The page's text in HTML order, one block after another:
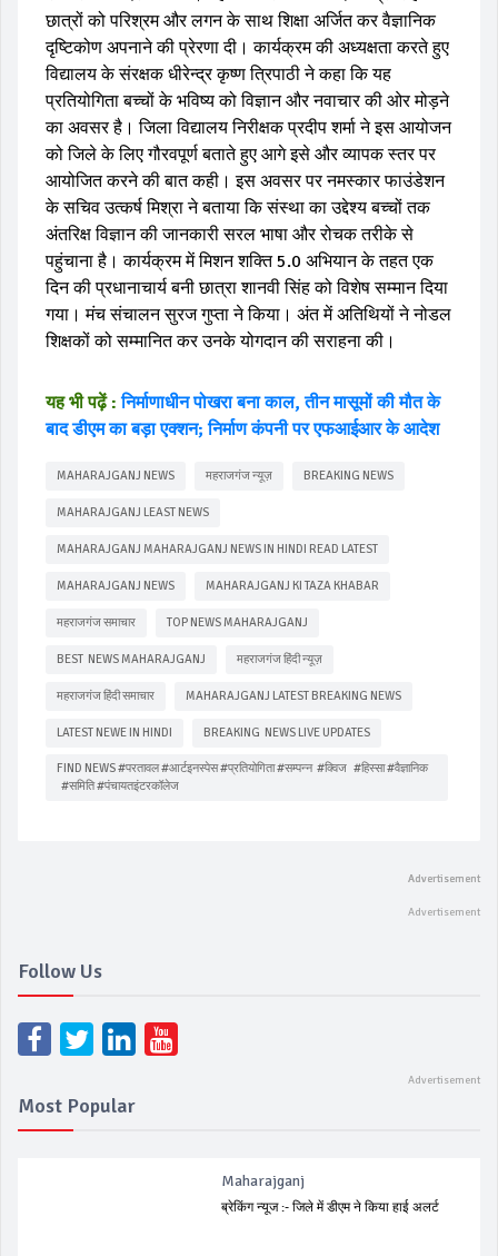
छात्रों को परिश्रम और लगन के साथ शिक्षा अर्जित कर वैज्ञानिक
दृष्टिकोण अपनाने की प्रेरणा दी। कार्यक्रम की अध्यक्षता करते हुए
विद्यालय के संरक्षक धीरेन्द्र कृष्ण त्रिपाठी ने कहा कि यह
प्रतियोगिता बच्चों के भविष्य को विज्ञान और नवाचार की ओर मोड़ने
का अवसर है। जिला विद्यालय निरीक्षक प्रदीप शर्मा ने इस आयोजन
को जिले के लिए गौरवपूर्ण बताते हुए आगे इसे और व्यापक स्तर पर
आयोजित करने की बात कही। इस अवसर पर नमस्कार फाउंडेशन
के सचिव उत्कर्ष मिश्रा ने बताया कि संस्था का उद्देश्य बच्चों तक
अंतरिक्ष विज्ञान की जानकारी सरल भाषा और रोचक तरीके से
पहुंचाना है। कार्यक्रम में मिशन शक्ति 5.0 अभियान के तहत एक
दिन की प्रधानाचार्य बनी छात्रा शानवी सिंह को विशेष सम्मान दिया
गया। मंच संचालन सुरज गुप्ता ने किया। अंत में अतिथियों ने नोडल
शिक्षकों को सम्मानित कर उनके योगदान की सराहना की।
यह भी पढ़ें : निर्माणाधीन पोखरा बना काल, तीन मासूमों की मौत के
बाद डीएम का बड़ा एक्शन; निर्माण कंपनी पर एफआईआर के आदेश
MAHARAJGANJ NEWS महराजगंज न्यूज़ BREAKING NEWS
MAHARAJGANJ LEAST NEWS
MAHARAJGANJ MAHARAJGANJ NEWS IN HINDI READ LATEST
MAHARAJGANJ NEWS MAHARAJGANJ KI TAZA KHABAR
महराजगंज समाचार TOP NEWS MAHARAJGANJ
BEST NEWS MAHARAJGANJ महराजगंज हिंदी न्यूज़
महराजगंज हिंदी समाचार MAHARAJGANJ LATEST BREAKING NEWS
LATEST NEWE IN HINDI BREAKING NEWS LIVE UPDATES
FIND NEWS #परतावल #आर्टइनस्पेस #प्रतियोगिता #सम्पन्न #क्विज #हिस्सा #वैज्ञानिक
#समिति #पंचायतइंटरकॉलेज
Follow Us
Most Popular
Maharajganj
ब्रेकिंग न्यूज :- जिले में डीएम ने किया हाई अलर्ट